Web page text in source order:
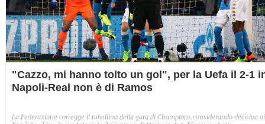
"Cazzo, mi hanno tolto un gol", per la Uefa il 2-1
Napoli-Real non è di Ramos
La Federazione corregge il tabellino della gara di Champions considerando decisiva ai